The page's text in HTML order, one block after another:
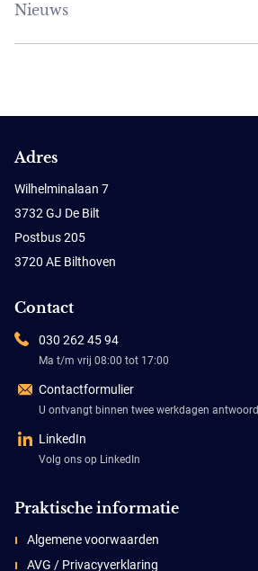
Nieuws
Adres
Wilhelminalaan 7
3732 GJ De Bilt
Postbus 205
3720 AE Bilthoven
Contact
030 262 45 94
Ma t/m vrij 08:00 tot 17:00
Contactformulier
U ontvangt binnen twee werkdagen antwoord
LinkedIn
Volg ons op LinkedIn
Praktische informatie
Algemene voorwaarden
AVG / Privacyverklaring